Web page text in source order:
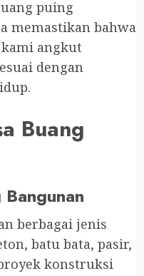
puing
memastikan bahwa
angkut
dengan
Buang
berbagai jenis
batu bata, pasir,
konstruksi